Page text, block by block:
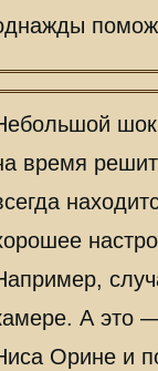
время
А это
Орине и